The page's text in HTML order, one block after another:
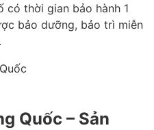
có thời gian bảo hành 1
bảo dưỡng, bảo trì miễn
Quốc – Sản